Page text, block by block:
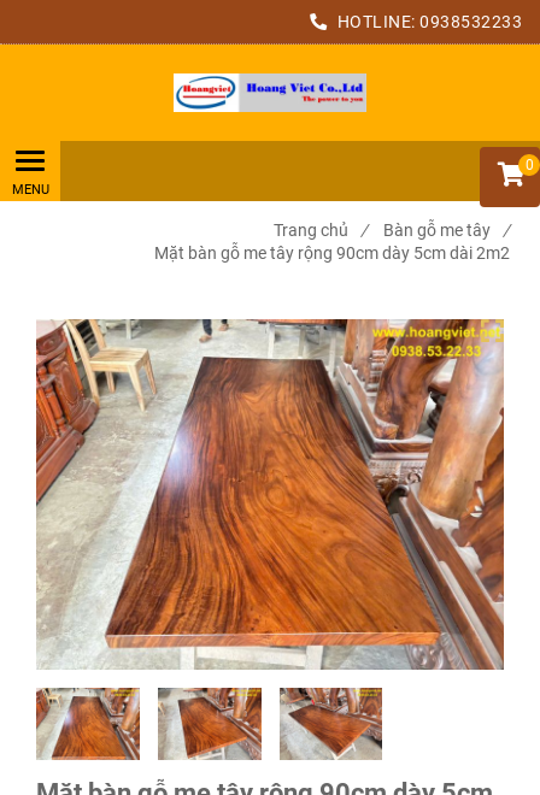
HOTLINE: 0938532233
0
Trang chủ / Bàn gỗ me tây
/
Mặt bàn gỗ me tây rộng 90cm dày 5cm dài 2m2